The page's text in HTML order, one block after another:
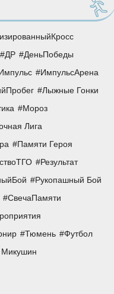
ДР
ДеньПобеды
ИмпульсАрена
Лыжные Гонки
Мороз
Лига
Памяти Героя
Результат
Рукопашный Бой
СвечаПамяти
Тюмень
Футбол